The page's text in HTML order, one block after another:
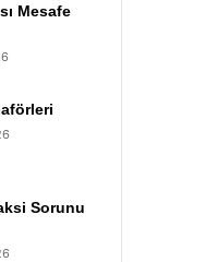
Mesafe
Sorunu